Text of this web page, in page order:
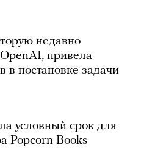
недавно
привела
в постановке задачи
условный срок для
Popcorn Books